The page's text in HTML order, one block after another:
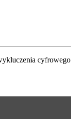
cyfrowego